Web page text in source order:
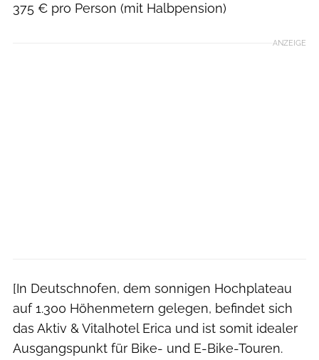
375 € pro Person (mit Halbpension)
ANZEIGE
[In Deutschnofen, dem sonnigen Hochplateau
auf 1.300 Höhenmetern gelegen, befindet sich
das Aktiv & Vitalhotel Erica und ist somit idealer
Ausgangspunkt für Bike- und E-Bike-Touren.